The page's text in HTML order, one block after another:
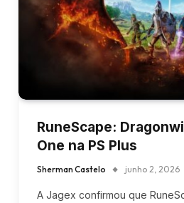
RuneScape:
One na PS Plus
Sherman Castelo junho 2, 2026
A Jagex confirmou que